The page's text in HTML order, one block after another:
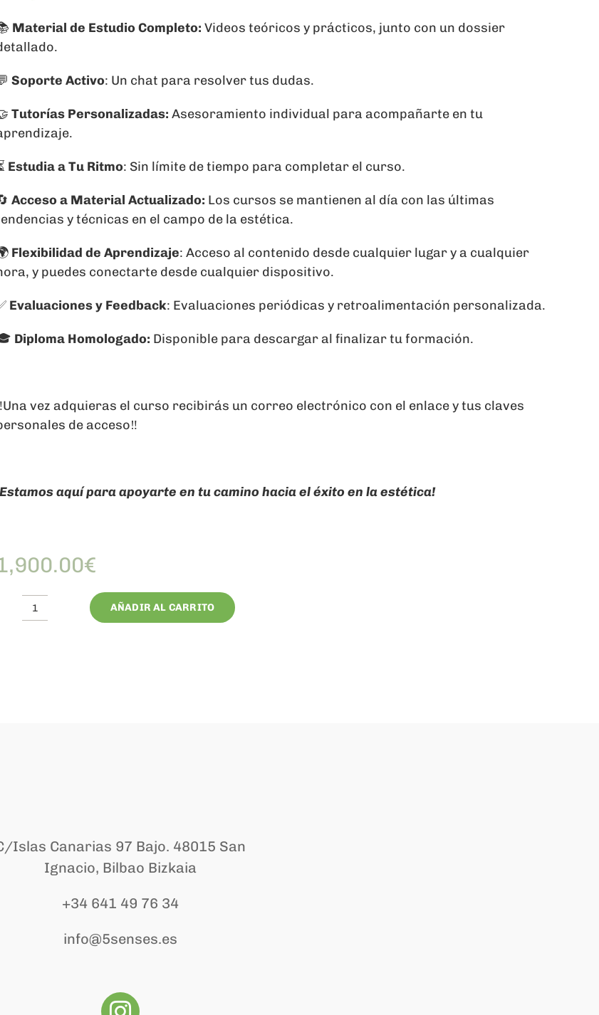
Material de Estudio Completo: Videos teóricos y prácticos, junto con un dossier
Soporte Activo: Un chat para resolver tus dudas.
Tutorías Personalizadas: Asesoramiento individual para acompañarte en tu
Estudia a Tu Ritmo: Sin límite de tiempo para completar el curso.
Acceso a Material Actualizado: Los cursos se mantienen al día con las últimas
y técnicas en el campo de la estética.
Flexibilidad de Aprendizaje: Acceso al contenido desde cualquier lugar y a cualquier
y puedes conectarte desde cualquier dispositivo.
Evaluaciones y Feedback: Evaluaciones periódicas y retroalimentación personalizada.
Diploma Homologado: Disponible para descargar al finalizar tu formación.
vez adquieras el curso recibirás un correo electrónico con el enlace y tus claves
de acceso‼️
aquí para apoyarte en tu camino hacia el éxito en la estética!
€
05.Máster
AÑADIR AL CARRITO
Islas Canarias 97 Bajo. 48015 San
Ignacio, Bilbao Bizkaia
+34 641 49 76 34
info@5senses.es